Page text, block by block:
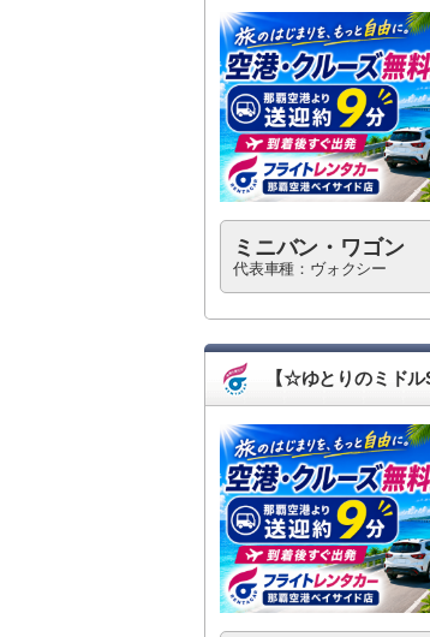
ミニバン・ワゴン
代表車種：ヴォクシー
【☆ゆとりのミド